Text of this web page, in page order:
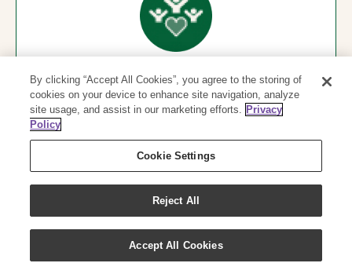
100,000
人以上の人々の生活を向上
By clicking “Accept All Cookies”, you agree to the storing of
cookies on your device to enhance site navigation, analyze
site usage, and assist in our marketing efforts. Privacy
Policy
Cookie Settings
Reject All
Accept All Cookies